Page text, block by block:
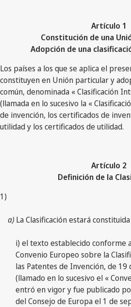
Artículo 1
Constitución de una
Adopción de una
Los países a los que se aplica el
constituyen en Unión particular y
común, denominada « Clasificación
(llamada en lo sucesivo la «
de invención, los certificados de
utilidad y los certificados de utilidad.
Artículo 2
Definición de la
1)
a) La Clasificación estará
i) el texto establecido conforme
Convenio Europeo sobre la
las Patentes de Invención, de
(llamado en lo sucesivo el «
entró en vigor y fue publicado
del Consejo de Europa el 1 de